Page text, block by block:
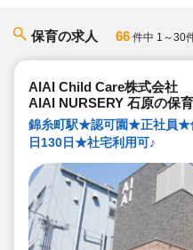
保育の求人 66 件中 1～30
AIAI Child Care株式会社
AIAI NURSERY 石原の保
錦糸町駅★認可園★正社員
日130日★社宅利用可♪